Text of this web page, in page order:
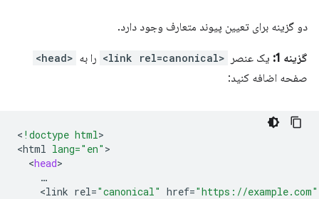
دو گزینه برای تعیین پیوند متعارف وجود دارد.
گزینه 1: یک عنصر <link rel=canonical> را به <head>
صفحه اضافه کنید:
< !doctype html>
<html lang="en"
<head
<link rel="canonical" href="https://example.com"